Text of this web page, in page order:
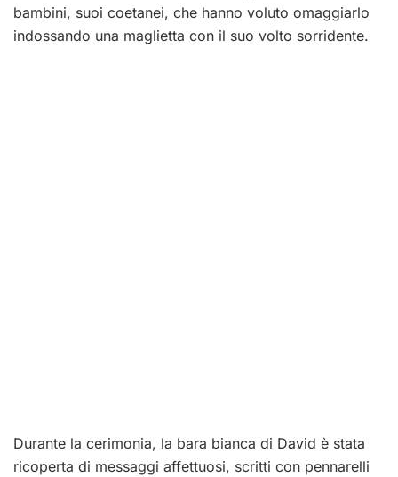
bambini, suoi coetanei, che hanno voluto omaggiarlo
indossando una maglietta con il suo volto sorridente.
Durante la cerimonia, la bara bianca di David è stata
ricoperta di messaggi affettuosi, scritti con pennarelli